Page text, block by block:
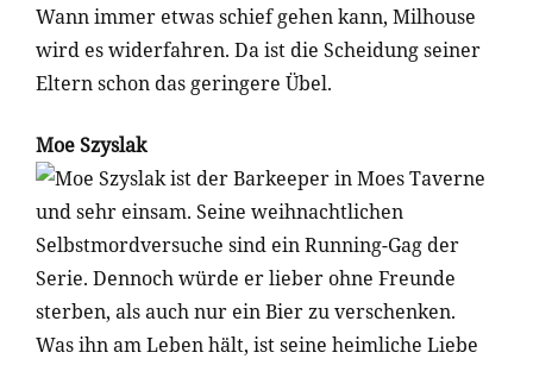
Wann immer etwas schief gehen kann, Milhouse
wird es widerfahren. Da ist die Scheidung seiner
Eltern schon das geringere Übel.
Moe Szyslak
Moe Szyslak ist der Barkeeper in Moes Taverne
und sehr einsam. Seine weihnachtlichen
Selbstmordversuche sind ein Running-Gag der
Serie. Dennoch würde er lieber ohne Freunde
sterben, als auch nur ein Bier zu verschenken.
Was ihn am Leben hält, ist seine heimliche Liebe